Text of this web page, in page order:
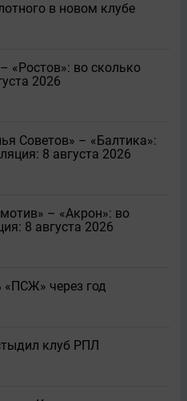
в новом клубе
«Ростов»: во сколько
2026
Советов» – «Балтика»:
8 августа 2026
– «Акрон»: во
8 августа 2026
через год
клуб РПЛ